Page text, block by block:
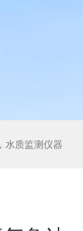
水质监测仪器